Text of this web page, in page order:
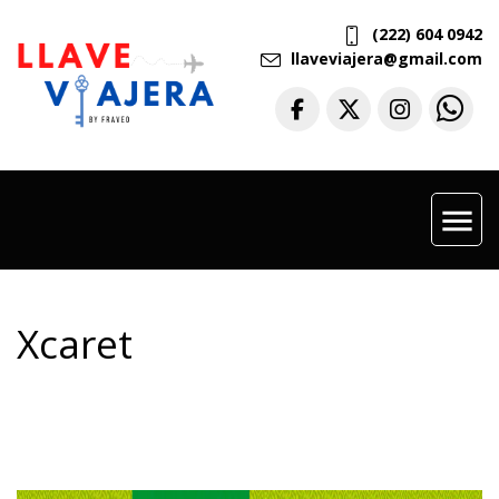
(222) 604 0942
llaveviajera@gmail.com
menu
Xcaret